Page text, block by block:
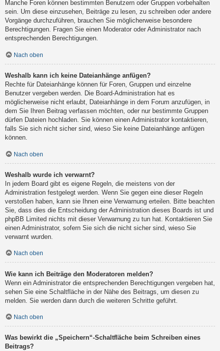
Manche Foren können bestimmten Benutzern oder Gruppen vorbehalten
sein. Um diese einzusehen, Beiträge zu lesen, zu schreiben oder andere
Vorgänge durchzuführen, brauchen Sie möglicherweise besondere
Berechtigungen. Fragen Sie einen Moderator oder Administrator nach
entsprechenden Berechtigungen.
Nach oben
Weshalb kann ich keine Dateianhänge anfügen?
Rechte für Dateianhänge können für Foren, Gruppen und einzelne
Benutzer vergeben werden. Die Board-Administration hat es
möglicherweise nicht erlaubt, Dateianhänge in dem Forum anzufügen, in
dem Sie Ihren Beitrag verfassen möchten, oder nur bestimmte Gruppen
dürfen Dateien hochladen. Sie können einen Administrator kontaktieren,
falls Sie sich nicht sicher sind, wieso Sie keine Dateianhänge anfügen
können.
Nach oben
Weshalb wurde ich verwarnt?
In jedem Board gibt es eigene Regeln, die meistens von der
Administration festgelegt werden. Wenn Sie gegen eine dieser Regeln
verstoßen haben, kann sie Ihnen eine Verwarnung erteilen. Bitte beachten
Sie, dass dies die Entscheidung der Administration dieses Boards ist und
phpBB Limited nichts mit dieser Verwarnung zu tun hat. Kontaktieren Sie
einen Administrator, sofern Sie sich die nicht sicher sind, wieso Sie
verwarnt wurden.
Nach oben
Wie kann ich Beiträge den Moderatoren melden?
Wenn ein Administrator die entsprechenden Berechtigungen vergeben hat,
sehen Sie eine Schaltfläche in der Nähe des Beitrags, um diesen zu
melden. Sie werden dann durch die weiteren Schritte geführt.
Nach oben
Was bewirkt die „Speichern“-Schaltfläche beim Schreiben eines
Beitrags?